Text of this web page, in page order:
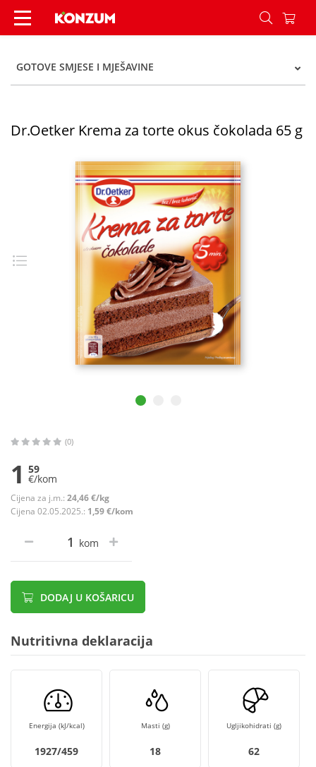
Dr.Oetker Krema za torte okus čokolada 65 g -
GOTOVE SMJESE I MJEŠAVINE
Dr.Oetker Krema za torte okus čokolada 65 g
(0)
1 59
€/kom
Cijena za j.m.: 24,46 €/kg
Cijena 02.05.2025.: 1,59 €/kom
kom
DODAJ U KOŠARICU
Nutritivna deklaracija
Energija (kJ/kcal)
1927/459
Masti (g)
18
Ugljikohidrati (g)
62